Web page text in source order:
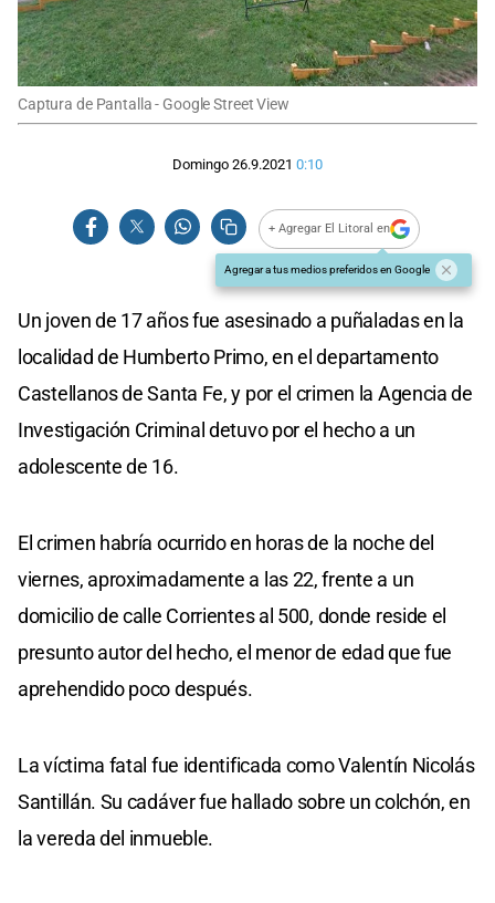
Captura de Pantalla - Google Street View
Domingo 26.9.2021 0:10
+ Agregar El Litoral en
Agregar a tus medios preferidos en Google
Un joven de 17 años fue asesinado a puñaladas en la
localidad de Humberto Primo, en el departamento
Castellanos de Santa Fe, y por el crimen la Agencia de
Investigación Criminal detuvo por el hecho a un
adolescente de 16.
El crimen habría ocurrido en horas de la noche del
viernes, aproximadamente a las 22, frente a un
domicilio de calle Corrientes al 500, donde reside el
presunto autor del hecho, el menor de edad que fue
aprehendido poco después.
La víctima fatal fue identificada como Valentín Nicolás
Santillán. Su cadáver fue hallado sobre un colchón, en
la vereda del inmueble.